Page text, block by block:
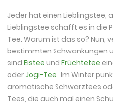
Jeder hat einen Lieblingstee,
Lieblingstee schafft es in die
Tee. Warum ist das so? Nun,
bestimmten Schwankungen
sind Eistee und Früchtetee
oderJogi-Tee. Im Winter
aromatische Schwarztees
Tees, die auch mal einen